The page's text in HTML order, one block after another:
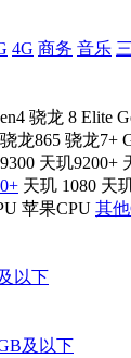
4G 商务 音乐
骁龙 8 Elite
骁龙865 骁龙7+
天玑9200+
天玑 1080 天
苹果CPU 其
以下
及以下